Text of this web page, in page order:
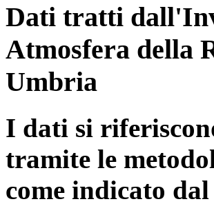
Dati tratti
Atmosfera della
Umbria
I dati si
tramite le
come indicato